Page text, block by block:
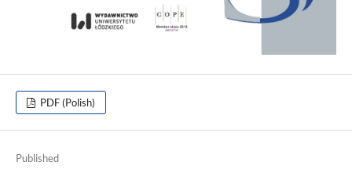
PDF (Polish)
Published